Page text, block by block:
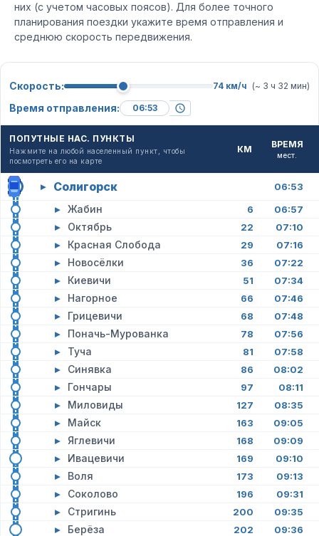
них (с учетом часовых поясов). Для более точного
планирования поездки укажите время отправления и
среднюю скорость передвижения.
Скорость: 74 км/ч (~ 3 ч 32 мин)
Время отправления:
ПОПУТНЫЕ НАС. ПУНКТЫ
Нажмите на любой населенный пункт, чтобы
посмотреть его на карте
КМ ВРЕМЯ
мест.
▸ Солигорск 06:53
▸ Жабин 6 06:57
▸ Октябрь 22 07:10
▸ Красная Слобода 29 07:16
▸ Новосёлки 36 07:22
▸ Киевичи 51 07:34
▸ Нагорное 66 07:46
▸ Грицевичи 68 07:48
▸ Поначь-Мурованка 78 07:56
▸ Туча 81 07:58
▸ Синявка 86 08:02
▸ Гончары 97 08:11
▸ Миловиды 127 08:35
▸ Майск 163 09:05
▸ Яглевичи 168 09:09
▸ Ивацевичи 169 09:10
▸ Воля 173 09:13
▸ Соколово 196 09:31
▸ Стригинь 200 09:35
▸ Берёза 202 09:36